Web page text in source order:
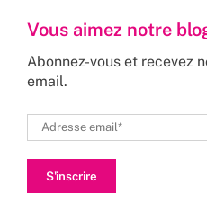
Vous aimez notre
Abonnez-vous et recevez
email.